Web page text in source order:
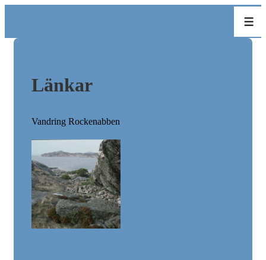
Länkar
Vandring Rockenabben